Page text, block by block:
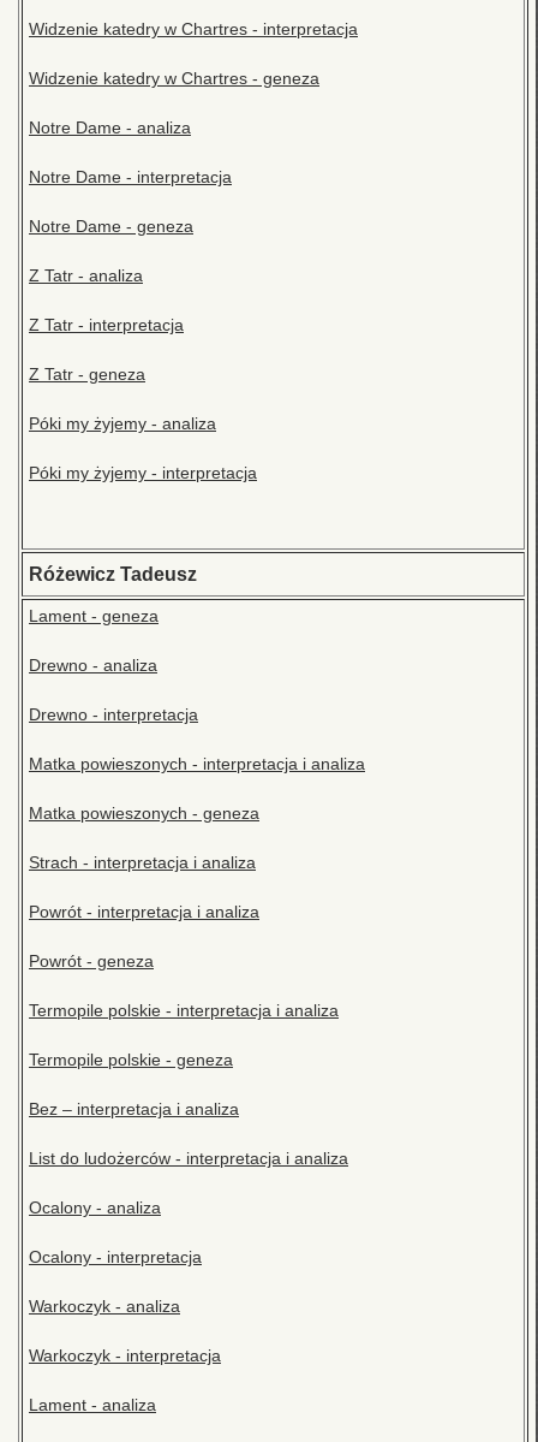
Widzenie katedry w Chartres - interpretacja
Widzenie katedry w Chartres - geneza
Notre Dame - analiza
Notre Dame - interpretacja
Notre Dame - geneza
Z Tatr - analiza
Z Tatr - interpretacja
Z Tatr - geneza
Póki my żyjemy - analiza
Póki my żyjemy - interpretacja
Różewicz Tadeusz
Lament - geneza
Drewno - analiza
Drewno - interpretacja
Matka powieszonych - interpretacja i analiza
Matka powieszonych - geneza
Strach - interpretacja i analiza
Powrót - interpretacja i analiza
Powrót - geneza
Termopile polskie - interpretacja i analiza
Termopile polskie - geneza
Bez – interpretacja i analiza
List do ludożerców - interpretacja i analiza
Ocalony - analiza
Ocalony - interpretacja
Warkoczyk - analiza
Warkoczyk - interpretacja
Lament - analiza